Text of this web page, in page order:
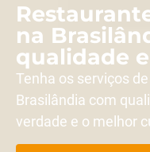
na
qualidade
Tenha os serviços
Brasilândia com
verdade e o melhor